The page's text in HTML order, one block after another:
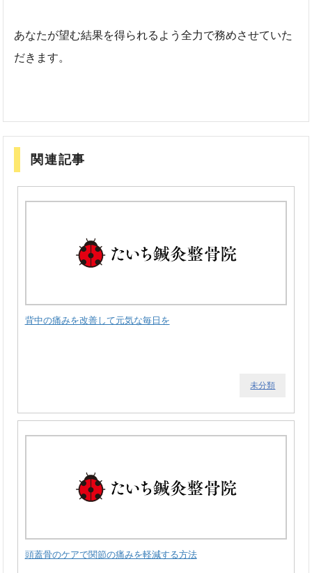
あなたが望む結果を得られるよう全力で務めさせていた
だきます。
関連記事
背中の痛みを改善して元気な毎日を
未分類
頭蓋骨のケアで関節の痛みを軽減する方法